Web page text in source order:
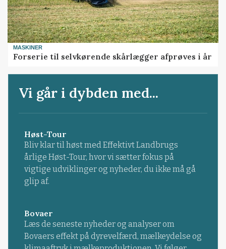
MASKINER
Forserie til selvkørende skårlægger afprøves i år
Vi går i dybden med...
Høst-Tour
Bliv klar til høst med Effektivt Landbrugs
årlige Høst-Tour, hvor vi sætter fokus på
vigtige udviklinger og nyheder, du ikke må gå
glip af.
Bovaer
Læs de seneste nyheder og analyser om
Bovaers effekt på dyrevelfærd, mælkeydelse og